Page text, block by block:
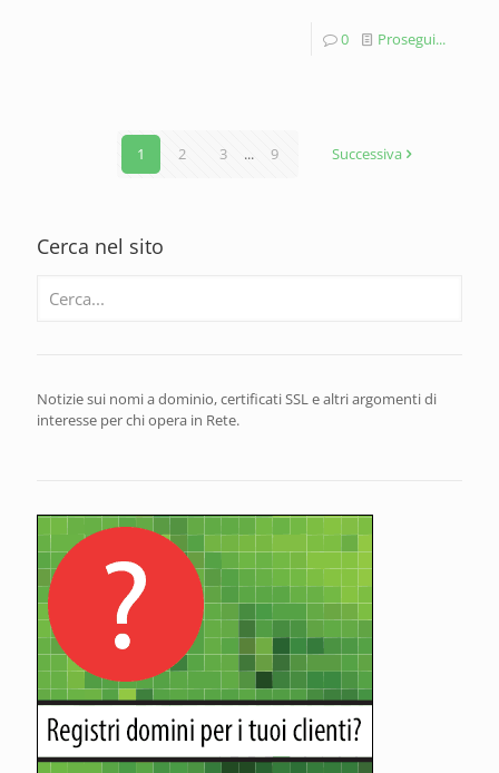
0 Prosegui...
1 2 3 ... 9 Successiva
Cerca nel sito
Notizie sui nomi a dominio, certificati SSL e altri argomenti di
interesse per chi opera in Rete.